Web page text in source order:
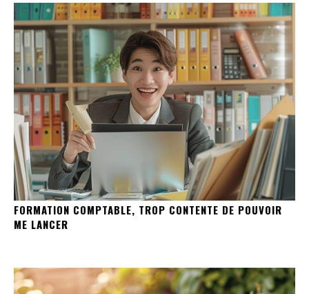
FORMATION COMPTABLE, TROP CONTENTE DE POUVOIR
ME LANCER